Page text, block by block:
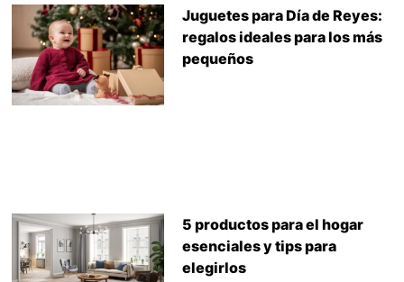
Juguetes para Día de Reyes:
regalos ideales para los más
pequeños
5 productos para el hogar
esenciales y tips para
elegirlos